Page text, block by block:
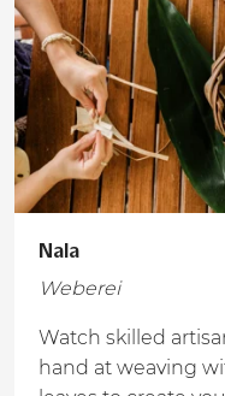
Nala
Weberei
Watch skilled
hand at weaving